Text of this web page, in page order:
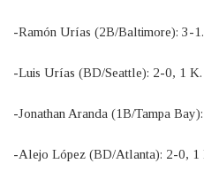
-Ramón Urías (2B/Baltimore): 3-1.
-Luis Urías (BD/Seattle): 2-0, 1 K.
-Jonathan Aranda (1B/Tampa
-Alejo López (BD/Atlanta): 2-0, 1